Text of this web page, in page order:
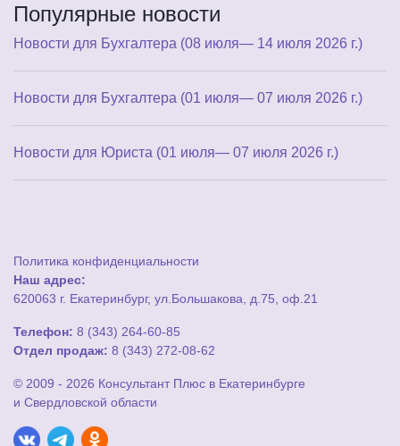
Популярные новости
Новости для Бухгалтера (08 июля— 14 июля 2026 г.)
Новости для Бухгалтера (01 июля— 07 июля 2026 г.)
Новости для Юриста (01 июля— 07 июля 2026 г.)
Политика конфиденциальности
Наш адрес:
620063 г. Екатеринбург, ул.Большакова, д.75, оф.21
Телефон: 8 (343) 264-60-85
Отдел продаж: 8 (343) 272-08-62
© 2009 - 2026 Консультант Плюс в Екатеринбурге
и Свердловской области